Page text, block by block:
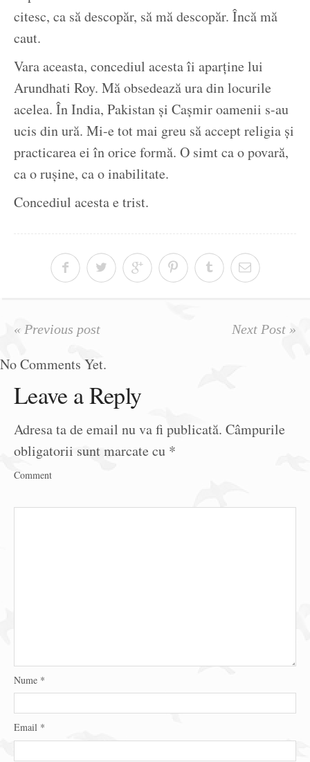
citesc, ca să descopăr, să mă descopăr. Încă mă
caut.
Vara aceasta, concediul acesta îi aparține lui
Arundhati Roy. Mă obsedează ura din locurile
acelea. În India, Pakistan și Cașmir oamenii s-au
ucis din ură. Mi-e tot mai greu să accept religia și
practicarea ei în orice formă. O simt ca o povară,
ca o rușine, ca o inabilitate.
Concediul acesta e trist.
« Previous post Next Post »
No Comments Yet.
Leave a Reply
Adresa ta de email nu va fi publicată. Câmpurile
obligatorii sunt marcate cu *
Comment
Nume *
Email *